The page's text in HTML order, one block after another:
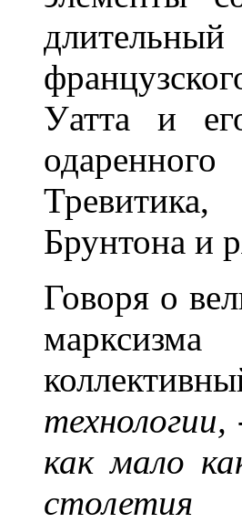
Уатта и
Тревитика,
Брунтона и
Говоря о
технологии,
как мало